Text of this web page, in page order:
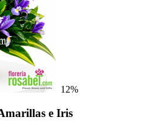
12%
e Iris